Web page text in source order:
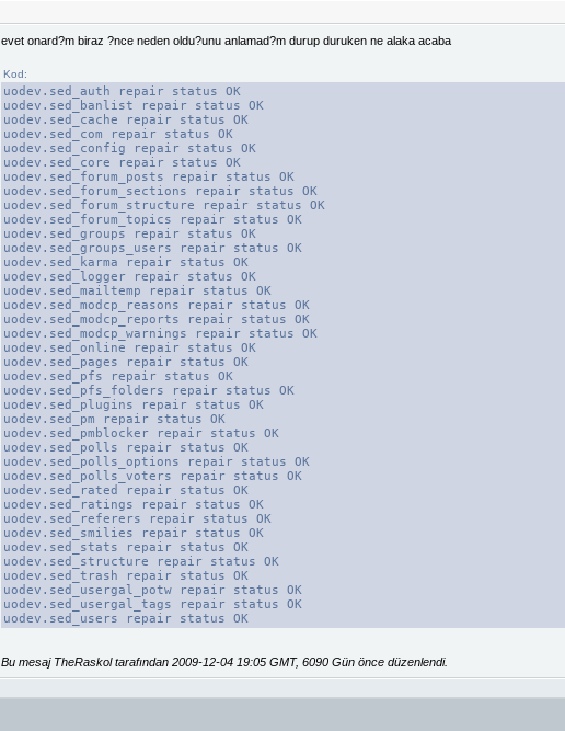
evet onard?m biraz ?nce neden oldu?unu anlamad?m durup duruken ne alaka acaba
Kod:
uodev.sed_auth repair status OK
uodev.sed_banlist repair status OK
uodev.sed_cache repair status OK
uodev.sed_com repair status OK
uodev.sed_config repair status OK
uodev.sed_core repair status OK
uodev.sed_forum_posts repair status OK
uodev.sed_forum_sections repair status OK
uodev.sed_forum_structure repair status OK
uodev.sed_forum_topics repair status OK
uodev.sed_groups repair status OK
uodev.sed_groups_users repair status OK
uodev.sed_karma repair status OK
uodev.sed_logger repair status OK
uodev.sed_mailtemp repair status OK
uodev.sed_modcp_reasons repair status OK
uodev.sed_modcp_reports repair status OK
uodev.sed_modcp_warnings repair status OK
uodev.sed_online repair status OK
uodev.sed_pages repair status OK
uodev.sed_pfs repair status OK
uodev.sed_pfs_folders repair status OK
uodev.sed_plugins repair status OK
uodev.sed_pm repair status OK
uodev.sed_pmblocker repair status OK
uodev.sed_polls repair status OK
uodev.sed_polls_options repair status OK
uodev.sed_polls_voters repair status OK
uodev.sed_rated repair status OK
uodev.sed_ratings repair status OK
uodev.sed_referers repair status OK
uodev.sed_smilies repair status OK
uodev.sed_stats repair status OK
uodev.sed_structure repair status OK
uodev.sed_trash repair status OK
uodev.sed_usergal_potw repair status OK
uodev.sed_usergal_tags repair status OK
uodev.sed_users repair status OK
Bu mesaj TheRaskol tarafından 2009-12-04 19:05 GMT, 6090 Gün önce düzenlendi.